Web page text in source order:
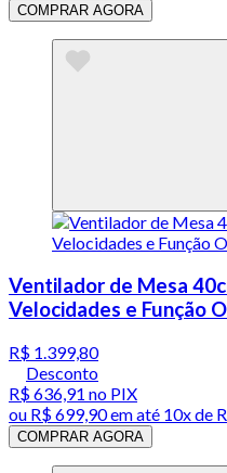
COMPRAR AGORA
Ventilador de Mesa
Velocidades e Função
R$ 1.399,80
Desconto
R$ 636,91 no PIX
ou R$ 699,90em até 10x de
COMPRAR AGORA